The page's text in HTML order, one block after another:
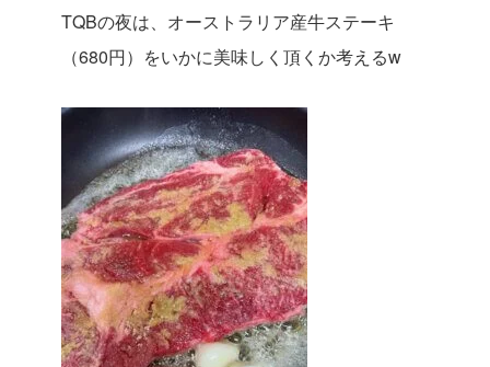
TQBの夜は、オーストラリア産牛ステーキ
（680円）をいかに美味しく頂くか考えるw